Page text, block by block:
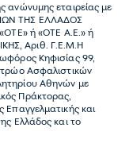
ανώνυµης εταιρείας µε
ΤΗΣ ΕΛΛΑΔΟΣ
ή «ΟΤΕ Α.Ε.» ή
Αριθ. Γ.Ε.Μ.Η
Κηφισίας 99,
Ασφαλιστικών
Αθηνών µε
Πράκτορας,
και
Ελλάδος και το